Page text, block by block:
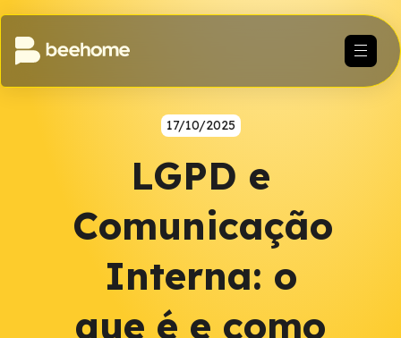
17/10/2025
LGPD e
Comunicação
Interna: o
que é e como